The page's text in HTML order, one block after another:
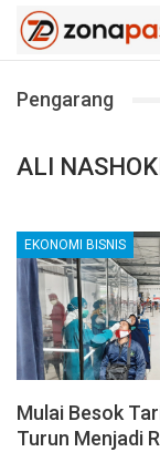
Pengarang
ALI
EKONOMI BISNIS
Mulai Besok
Turun Menjadi